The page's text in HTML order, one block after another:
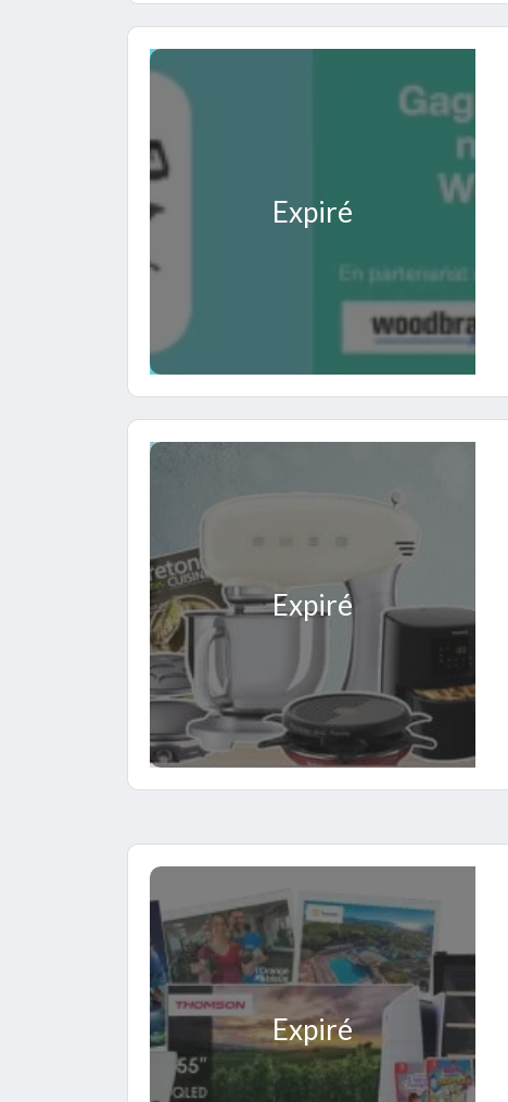
Expiré
Expiré
Expiré